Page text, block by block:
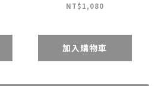
NT$1,080
加入購物車